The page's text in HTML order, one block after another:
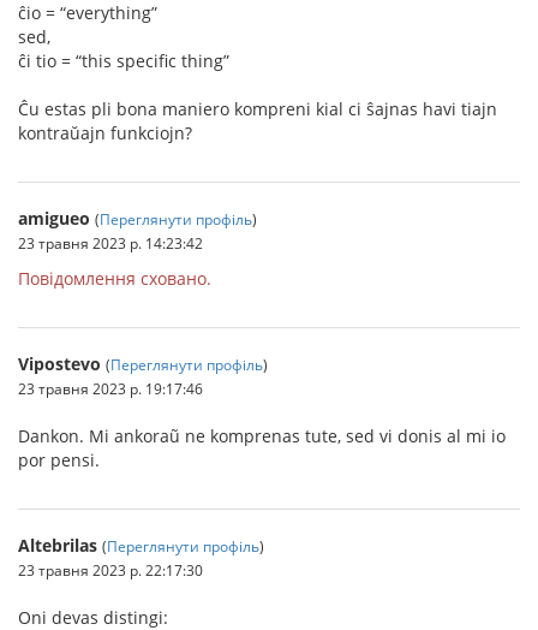
ĉio = “everything”
sed,
ĉi tio = “this specific thing”
Ĉu estas pli bona maniero kompreni kial ci ŝajnas havi tiajn
kontraŭajn funkciojn?
amigueo (Переглянути профіль)
23 травня 2023 р. 14:23:42
Повідомлення сховано.
Vipostevo (Переглянути профіль)
23 травня 2023 р. 19:17:46
Dankon. Mi ankoraũ ne komprenas tute, sed vi donis al mi io
por pensi.
Altebrilas (Переглянути профіль)
23 травня 2023 р. 22:17:30
Oni devas distingi: